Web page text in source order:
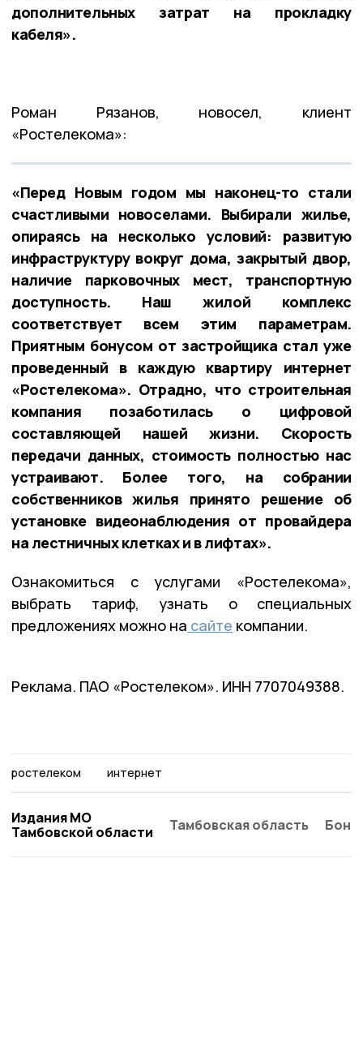
дополнительных затрат на прокладку
кабеля».
Роман Рязанов, новосел, клиент
«Ростелекома»:
«Перед Новым годом мы наконец-то стали
счастливыми новоселами. Выбирали жилье,
опираясь на несколько условий: развитую
инфраструктуру вокруг дома, закрытый двор,
наличие парковочных мест, транспортную
доступность. Наш жилой комплекс
соответствует всем этим параметрам.
Приятным бонусом от застройщика стал уже
проведенный в каждую квартиру интернет
«Ростелекома». Отрадно, что строительная
компания позаботилась о цифровой
составляющей нашей жизни. Скорость
передачи данных, стоимость полностью нас
устраивают. Более того, на собрании
собственников жилья принято решение об
установке видеонаблюдения от провайдера
на лестничных клетках и в лифтах».
Ознакомиться с услугами «Ростелекома»,
выбрать тариф, узнать о специальных
предложениях можно на сайте компании.
Реклама. ПАО «Ростелеком». ИНН 7707049388.
ростелеком интернет
Издания МО
Тамбовской области
Тамбовская область